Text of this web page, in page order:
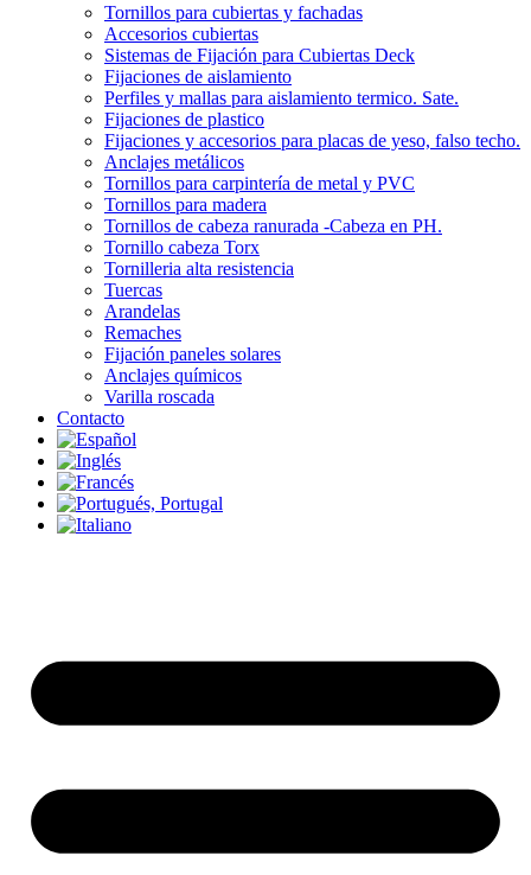
Tornillos para cubiertas y fachadas
Accesorios cubiertas
Sistemas de Fijación para Cubiertas Deck
Fijaciones de aislamiento
Perfiles y mallas para aislamiento termico. Sate.
Fijaciones de plastico
Fijaciones y accesorios para placas de yeso, falso techo.
Anclajes metálicos
Tornillos para carpintería de metal y PVC
Tornillos para madera
Tornillos de cabeza ranurada -Cabeza en PH.
Tornillo cabeza Torx
Tornilleria alta resistencia
Tuercas
Arandelas
Remaches
Fijación paneles solares
Anclajes químicos
Varilla roscada
Contacto